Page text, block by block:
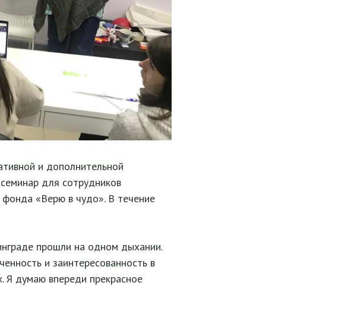
и дополнительной
для сотрудников
«Верю в чудо». В течение
прошли на одном дыхании.
и заинтересованность в
Я думаю впереди прекрасное